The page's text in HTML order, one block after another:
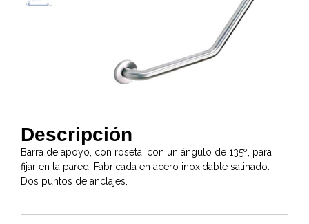
Descripción
Barra de apoyo, con roseta, con un ángulo de 135º, para
fijar en la pared. Fabricada en acero inoxidable satinado.
Dos puntos de anclajes.